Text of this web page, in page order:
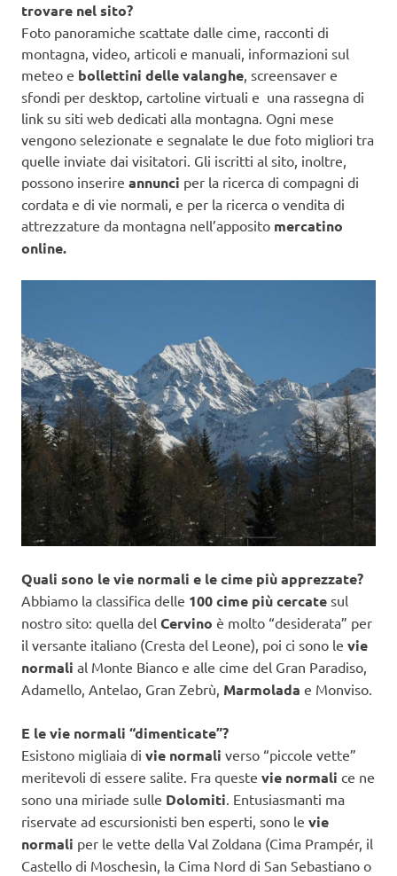
trovare nel sito?
Foto panoramiche scattate dalle cime, racconti di
montagna, video, articoli e manuali, informazioni sul
meteo e bollettini delle valanghe, screensaver e
sfondi per desktop, cartoline virtuali e una rassegna di
link su siti web dedicati alla montagna. Ogni mese
vengono selezionate e segnalate le due foto migliori tra
quelle inviate dai visitatori. Gli iscritti al sito, inoltre,
possono inserire annunci per la ricerca di compagni di
cordata e di vie normali, e per la ricerca o vendita di
attrezzature da montagna nell’apposito mercatino
online.
Quali sono le vie normali e le cime più apprezzate?
Abbiamo la classifica delle 100 cime più cercate sul
nostro sito: quella del Cervino è molto “desiderata” per
il versante italiano (Cresta del Leone), poi ci sono le vie
normali al Monte Bianco e alle cime del Gran Paradiso,
Adamello, Antelao, Gran Zebrù, Marmolada e Monviso.
E le vie normali “dimenticate”?
Esistono migliaia di vie normali verso “piccole vette”
meritevoli di essere salite. Fra queste vie normali ce ne
sono una miriade sulle Dolomiti. Entusiasmanti ma
riservate ad escursionisti ben esperti, sono le vie
normali per le vette della Val Zoldana (Cima Prampér, il
Castello di Moschesìn, la Cima Nord di San Sebastiano o